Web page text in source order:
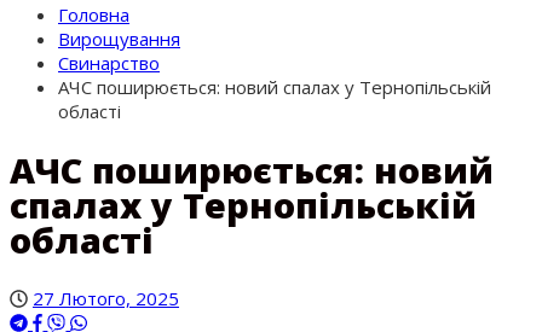
Головна
Вирощування
Свинарство
АЧС поширюється: новий спалах у Тернопільській
області
АЧС поширюється: новий
спалах у Тернопільській
області
27 Лютого, 2025